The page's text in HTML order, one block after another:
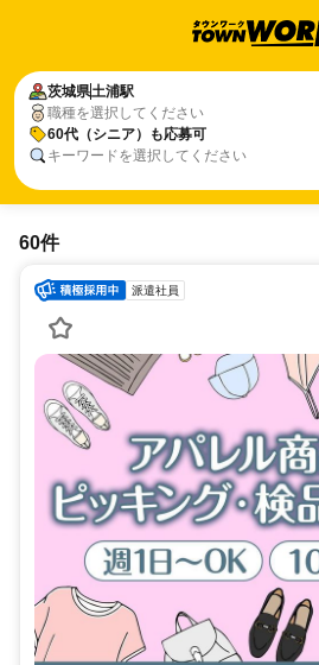
茨城県土浦駅
職種を選択してください
60代（シニア）も応募可
キーワードを選択してください
60件
派遣社員